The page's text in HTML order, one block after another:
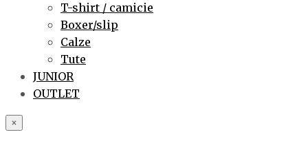
T-shirt / camicie
Boxer/slip
Calze
Tute
JUNIOR
OUTLET
×